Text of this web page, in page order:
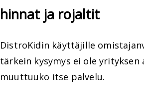
hinnat ja rojaltit
DistroKidin käyttäjille
tärkein kysymys ei ole yrityksen
muuttuuko itse palvelu.